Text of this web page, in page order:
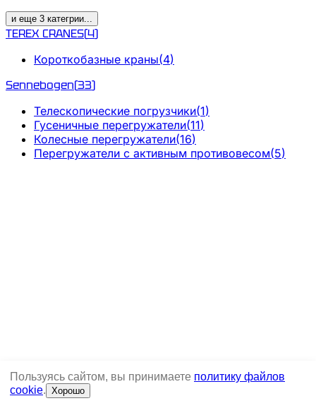
и еще 3 категрии...
TEREX CRANES(4)
Короткобазные краны(4)
Sennebogen(33)
Телескопические погрузчики(1)
Гусеничные перегружатели(11)
Колесные перегружатели(16)
Перегружатели с активным противовесом(5)
Пользуясь сайтом, вы принимаете политику файлов
cookie. Хорошо